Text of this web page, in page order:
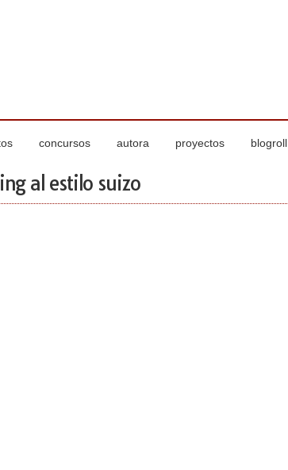
concursos autora proyectos blogroll
al estilo suizo